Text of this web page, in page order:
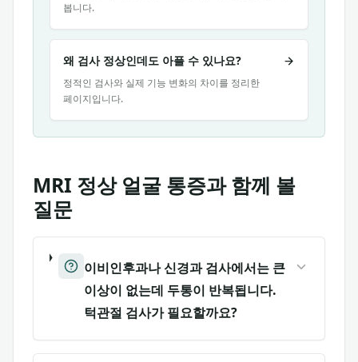
봅니다.
왜 검사 정상인데도 아플 수 있나요?
정적인 검사와 실제 기능 변화의 차이를 정리한
페이지입니다.
MRI 정상 얼굴 통증과 함께 볼
질문
이비인후과나 신경과 검사에서는 큰
이상이 없는데 두통이 반복됩니다.
턱관절 검사가 필요할까요?